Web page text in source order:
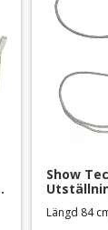
Show
nylon
hake (3
Längd 84